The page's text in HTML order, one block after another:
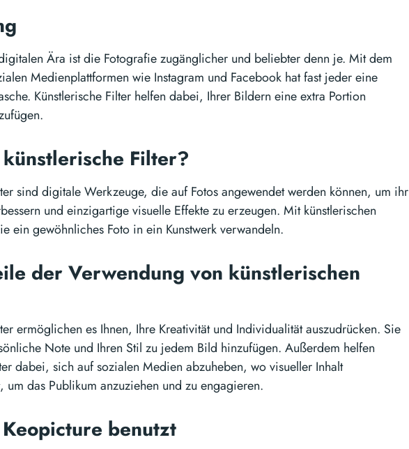
Ära ist die Fotografie zugänglicher und beliebter denn je. Mit dem
Medienplattformen wie Instagram und Facebook hat fast jeder eine
Künstlerische Filter helfen dabei, Ihrer Bildern eine extra Portion
Filter?
sind digitale Werkzeuge, die auf Fotos angewendet werden können, um ihr
und einzigartige visuelle Effekte zu erzeugen. Mit künstlerischen
ein gewöhnliches Foto in ein Kunstwerk verwandeln.
der Verwendung von künstlerischen
ermöglichen es Ihnen, Ihre Kreativität und Individualität auszudrücken. Sie
Note und Ihren Stil zu jedem Bild hinzufügen. Außerdem helfen
dabei, sich auf sozialen Medien abzuheben, wo visueller Inhalt
um das Publikum anzuziehen und zu engagieren.
benutzt